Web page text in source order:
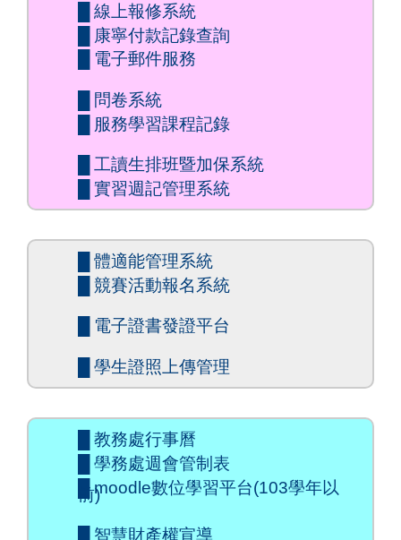
█ 線上報修系統
█ 康寧付款記錄查詢
█ 電子郵件服務
█ 問卷系統
█ 服務學習課程記錄
█ 工讀生排班暨加保系統
█ 實習週記管理系統
█ 體適能管理系統
█ 競賽活動報名系統
█ 電子證書發證平台
█ 學生證照上傳管理
█ 教務處行事曆
█ 學務處週會管制表
█ moodle數位學習平台(103學年以
前)
█ 智慧財產權宣導